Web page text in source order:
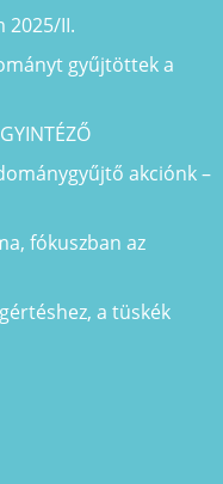
2025/II.
gyűjtöttek a
akciónk –
fókuszban az
a tüskék